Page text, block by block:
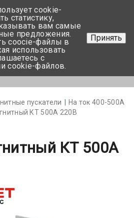
+375 17-350-99-56
+375 44-752-82-08
Задать вопрос
пускатели
На ток 400-500А
КТ 500А 220В
КТ 500А
cookie-
статистику,
вам самые
предложения.
coocie-файлы в
использовать
с
cookie-файлов.
Принять